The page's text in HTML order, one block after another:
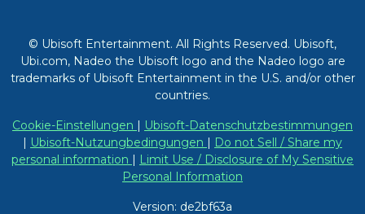
© Ubisoft Entertainment. All Rights Reserved. Ubisoft,
Ubi.com, Nadeo the Ubisoft logo and the Nadeo logo are
trademarks of Ubisoft Entertainment in the U.S. and/or other
countries.
Cookie-Einstellungen
Ubisoft-Datenschutzbestimmungen
Ubisoft-Nutzungbedingungen
Do not Sell / Share my
personal information
Limit Use / Disclosure of My Sensitive
Personal Information
Version: de2bf63a